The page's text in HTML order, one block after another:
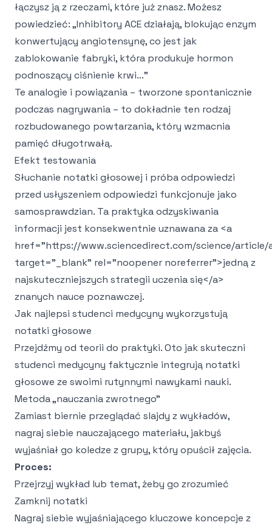
łączysz ją z rzeczami, które już znasz. Możesz
powiedzieć: „Inhibitory ACE działają, blokując enzym
konwertujący angiotensynę, co jest jak
zablokowanie fabryki, która produkuje hormon
podnoszący ciśnienie krwi..."
Te analogie i powiązania – tworzone spontanicznie
podczas nagrywania – to dokładnie ten rodzaj
rozbudowanego powtarzania, który wzmacnia
pamięć długotrwałą.
Efekt testowania
Słuchanie notatki głosowej i próba odpowiedzi
przed usłyszeniem odpowiedzi funkcjonuje jako
samosprawdzian. Ta praktyka odzyskiwania
informacji jest konsekwentnie uznawana za <a
href="https://www.sciencedirect.com/science/article/
target="_blank" rel="noopener noreferrer">jedną z
najskuteczniejszych strategii uczenia się</a>
znanych nauce poznawczej.
Jak najlepsi studenci medycyny wykorzystują
notatki głosowe
Przejdźmy od teorii do praktyki. Oto jak skuteczni
studenci medycyny faktycznie integrują notatki
głosowe ze swoimi rutynnymi nawykami nauki.
Metoda „nauczania zwrotnego"
Zamiast biernie przeglądać slajdy z wykładów,
nagraj siebie nauczającego materiału, jakbyś
wyjaśniał go koledze z grupy, który opuścił zajęcia.
Proces:
Przejrzyj wykład lub temat, żeby go zrozumieć
Zamknij notatki
Nagraj siebie wyjaśniającego kluczowe koncepcje z